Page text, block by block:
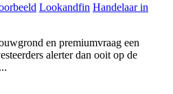
Lookandfin Handelaar in
en premiumvraag een
alerter dan ooit op de